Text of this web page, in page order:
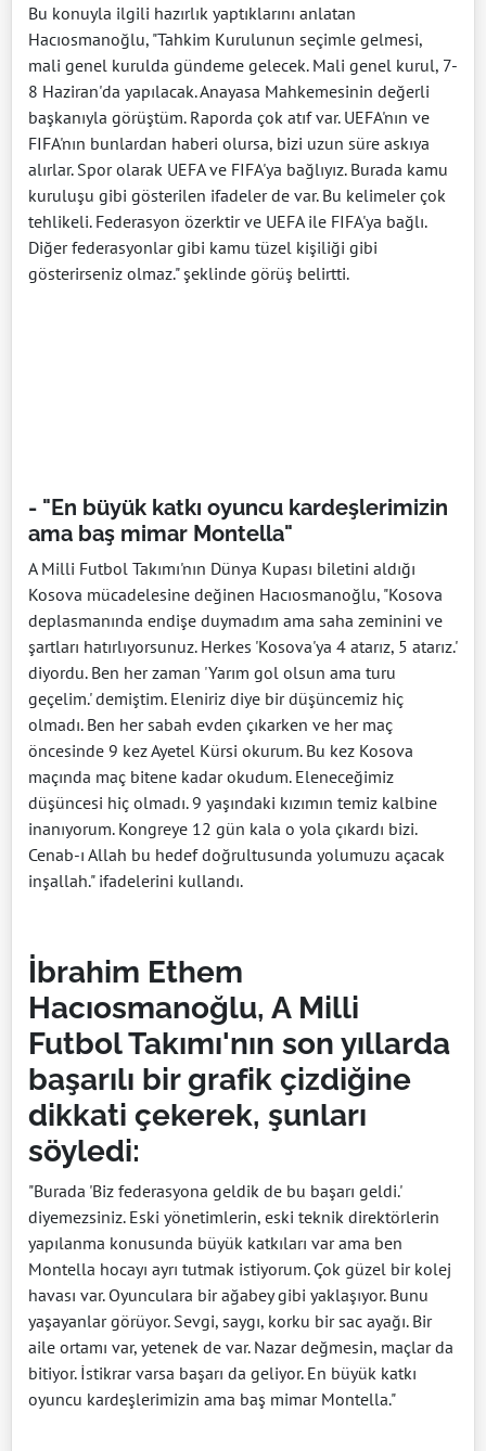
Bu konuyla ilgili hazırlık yaptıklarını anlatan
Hacıosmanoğlu, "Tahkim Kurulunun seçimle gelmesi,
mali genel kurulda gündeme gelecek. Mali genel kurul, 7-
8 Haziran'da yapılacak. Anayasa Mahkemesinin değerli
başkanıyla görüştüm. Raporda çok atıf var. UEFA'nın ve
FIFA'nın bunlardan haberi olursa, bizi uzun süre askıya
alırlar. Spor olarak UEFA ve FIFA'ya bağlıyız. Burada kamu
kuruluşu gibi gösterilen ifadeler de var. Bu kelimeler çok
tehlikeli. Federasyon özerktir ve UEFA ile FIFA'ya bağlı.
Diğer federasyonlar gibi kamu tüzel kişiliği gibi
gösterirseniz olmaz." şeklinde görüş belirtti.
- "En büyük katkı oyuncu kardeşlerimizin
ama baş mimar Montella"
A Milli Futbol Takımı'nın Dünya Kupası biletini aldığı
Kosova mücadelesine değinen Hacıosmanoğlu, "Kosova
deplasmanında endişe duymadım ama saha zeminini ve
şartları hatırlıyorsunuz. Herkes 'Kosova'ya 4 atarız, 5 atarız.'
diyordu. Ben her zaman 'Yarım gol olsun ama turu
geçelim.' demiştim. Eleniriz diye bir düşüncemiz hiç
olmadı. Ben her sabah evden çıkarken ve her maç
öncesinde 9 kez Ayetel Kürsi okurum. Bu kez Kosova
maçında maç bitene kadar okudum. Eleneceğimiz
düşüncesi hiç olmadı. 9 yaşındaki kızımın temiz kalbine
inanıyorum. Kongreye 12 gün kala o yola çıkardı bizi.
Cenab-ı Allah bu hedef doğrultusunda yolumuzu açacak
inşallah." ifadelerini kullandı.
İbrahim Ethem
Hacıosmanoğlu, A Milli
Futbol Takımı'nın son yıllarda
başarılı bir grafik çizdiğine
dikkati çekerek, şunları
söyledi:
"Burada 'Biz federasyona geldik de bu başarı geldi.'
diyemezsiniz. Eski yönetimlerin, eski teknik direktörlerin
yapılanma konusunda büyük katkıları var ama ben
Montella hocayı ayrı tutmak istiyorum. Çok güzel bir kolej
havası var. Oyunculara bir ağabey gibi yaklaşıyor. Bunu
yaşayanlar görüyor. Sevgi, saygı, korku bir sac ayağı. Bir
aile ortamı var, yetenek de var. Nazar değmesin, maçlar da
bitiyor. İstikrar varsa başarı da geliyor. En büyük katkı
oyuncu kardeşlerimizin ama baş mimar Montella."